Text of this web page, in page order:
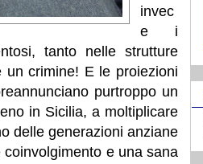
invec
e i
tanto nelle strutture
un crimine! E le proiezioni
purtroppo un
in Sicilia, a moltiplicare
delle generazioni anziane
coinvolgimento e una sana